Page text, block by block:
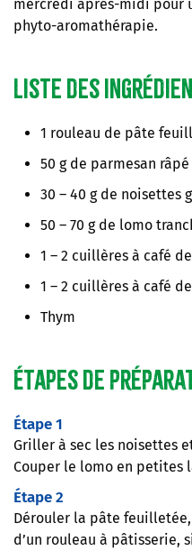
mercredi après-midi pour
phyto-aromathérapie.
Liste des
1 rouleau de pâte
50 g de parmesan râpé
30 – 40 g de noisettes
50 – 70 g de lomo
1 – 2 cuillères à café
1 – 2 cuillères à café
Thym
Étapes de
Étape 1
Griller à sec les noisettes
Couper le lomo en petites
Étape 2
Dérouler la pâte
d’un rouleau à pâtisserie,